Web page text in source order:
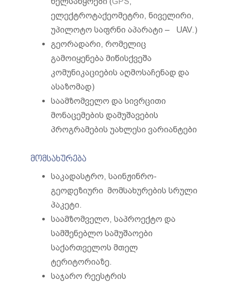
ელექტროტაქეომეტრი, ნიველირი,
უპილოტო საფრნი აპარატი – UAV.)
გეორადარი, რომელიც
გამოიყენება მიწისქვეშა
კომუნიკაციების აღმოსაჩენად და
ასაზომად)
საამზომველო და სივრცითი
მონაცემების დამუშავების
პროგრამების უახლესი ვარიანტები
მომსახურება
საკადასტრო, საინჟინრო-
გეოდეზიური მომსახურების სრული
პაკეტი.
საამზომველო, საპროექტო და
სამშენებლო სამუშაოები
საქართველოს მთელ
ტერიტორიაზე.
საჯარო რეესტრის